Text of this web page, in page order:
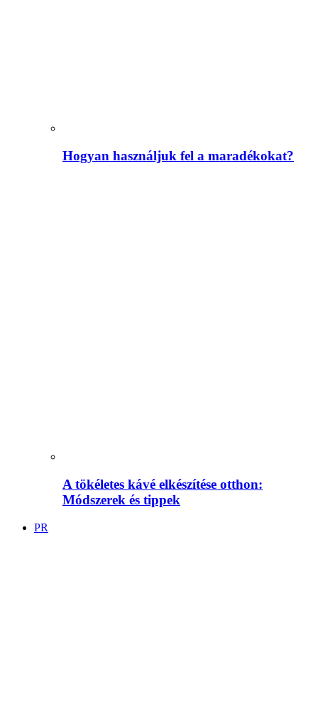
Hogyan használjuk fel a maradékokat?
A tökéletes kávé elkészítése otthon:
Módszerek és tippek
PR